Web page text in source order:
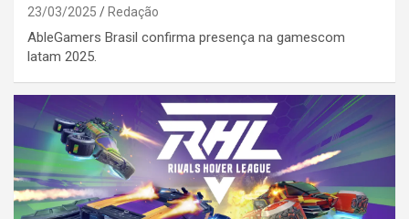
23/03/2025 Redação
AbleGamers Brasil confirma presença na gamescom
latam 2025.